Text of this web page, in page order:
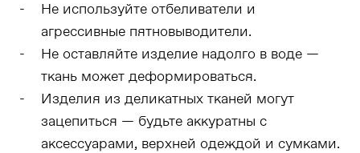
Не используйте отбеливатели и
агрессивные пятновыводители.
Не оставляйте изделие надолго в воде —
ткань может деформироваться.
Изделия из деликатных тканей могут
зацепиться — будьте аккуратны с
аксессуарами, верхней одеждой и сумками.